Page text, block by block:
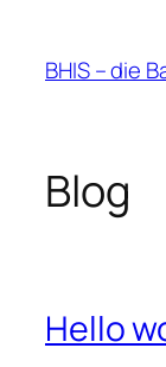
springen
BHIS – die
Blog
Hello